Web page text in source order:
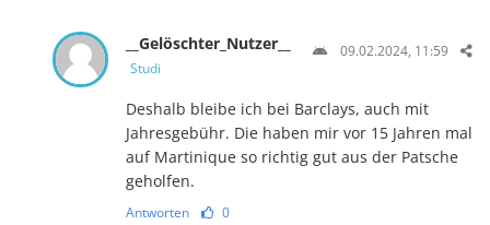
__Gelöschter_Nutzer__
Studi
09.02.2024, 11:59
Deshalb bleibe ich bei Barclays, auch mit
Jahresgebühr. Die haben mir vor 15 Jahren mal
auf Martinique so richtig gut aus der Patsche
geholfen.
Antworten 0